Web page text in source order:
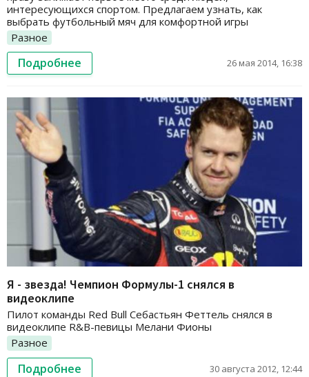
интересующихся спортом. Предлагаем узнать, как
выбрать футбольный мяч для комфортной игры
Разное
Подробнее 26 мая 2014, 16:38
Я - звезда! Чемпион Формулы-1 снялся в
видеоклипе
Пилот команды Red Bull Себастьян Феттель снялся в
видеоклипе R&B-певицы Мелани Фионы
Разное
Подробнее 30 августа 2012, 12:44